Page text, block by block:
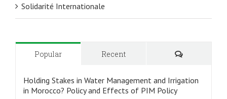
Solidarité Internationale
Popular Recent
Holding Stakes in Water Management and Irrigation
in Morocco? Policy and Effects of PIM Policy